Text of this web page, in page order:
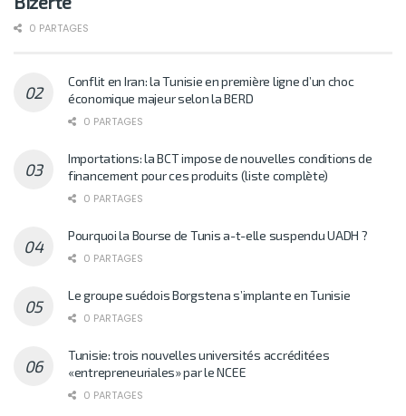
0 PARTAGES
Conflit en Iran: la Tunisie en première ligne d’un choc
économique majeur selon la BERD
0 PARTAGES
Importations: la BCT impose de nouvelles conditions de
financement pour ces produits (liste complète)
0 PARTAGES
Pourquoi la Bourse de Tunis a-t-elle suspendu UADH ?
0 PARTAGES
Le groupe suédois Borgstena s’implante en Tunisie
0 PARTAGES
Tunisie: trois nouvelles universités accréditées
«entrepreneuriales» par le NCEE
0 PARTAGES